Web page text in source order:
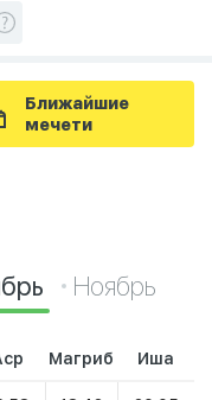
Ближайшие
мечети
Ноябрь
Магриб Иша